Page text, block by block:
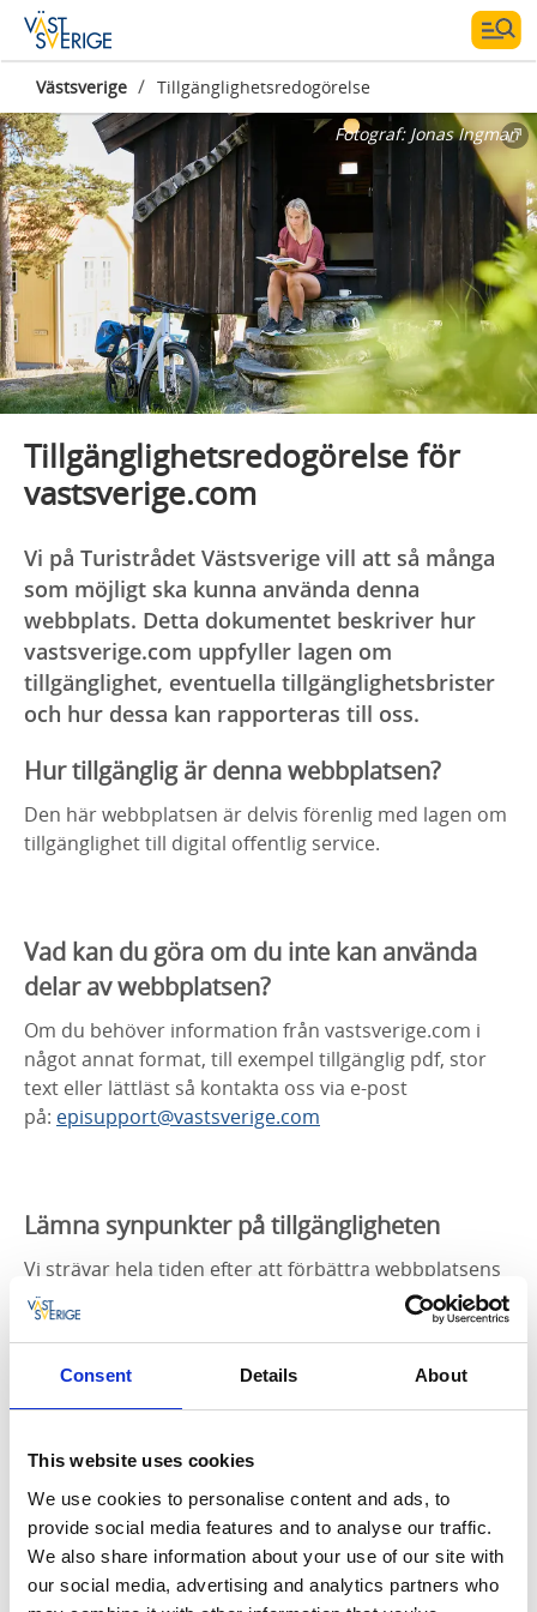
Consent Details About
This website uses cookies
We use cookies to personalise content and ads, to
provide social media features and to analyse our traffic.
We also share information about your use of our site with
our social media, advertising and analytics partners who
Västsverige / Tillgänglighetsredogörelse
Fotograf: Jonas Ingman
Tillgänglighetsredogörelse för
vastsverige.com
Vi på Turistrådet Västsverige vill att så många
som möjligt ska kunna använda denna
webbplats. Detta dokumentet beskriver hur
vastsverige.com uppfyller lagen om
tillgänglighet, eventuella tillgänglighetsbrister
och hur dessa kan rapporteras till oss.
Hur tillgänglig är denna webbplatsen?
Den här webbplatsen är delvis förenlig med lagen om
tillgänglighet till digital offentlig service.
Vad kan du göra om du inte kan använda
delar av webbplatsen?
Om du behöver information från vastsverige.com i
något annat format, till exempel tillgänglig pdf, stor
text eller lättläst så kontakta oss via e-post
på: episupport@vastsverige.com
Lämna synpunkter på tillgängligheten
Vi strävar hela tiden efter att förbättra webbplatsens
tillgänglighet. Om du upptäcker problem som inte är
beskrivna på den här sidan eller om du anser att vi
tillgänglighet
så att vi får veta att problemet finns.
Om du inte är nöjd
Om du inte är nöjd med hur vi hanterar dina
synpunkter kan dukontakta Myndigheten för digital
förvaltningsom är tillsynsmyndighet för lagen om